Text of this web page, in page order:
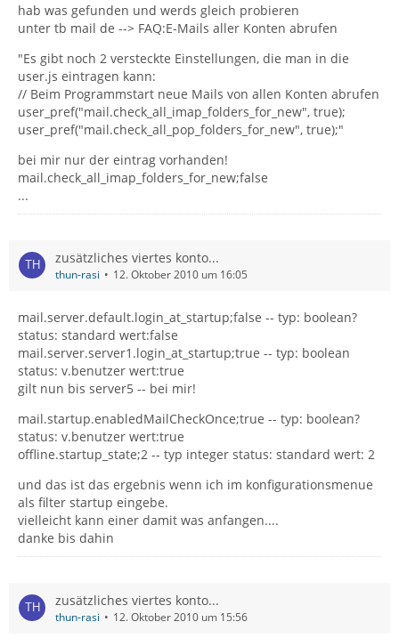
hab was gefunden und werds gleich probieren
unter tb mail de --> FAQ:E-Mails aller Konten abrufen
"Es gibt noch 2 versteckte Einstellungen, die man in die
user.js eintragen kann:
// Beim Programmstart neue Mails von allen Konten abrufen
user_pref("mail.check_all_imap_folders_for_new", true);
user_pref("mail.check_all_pop_folders_for_new", true);"
bei mir nur der eintrag vorhanden!
mail.check_all_imap_folders_for_new;false
...
zusätzliches viertes konto...
thun-rasi 12. Oktober 2010 um 16:05
mail.server.default.login_at_startup;false -- typ: boolean?
status: standard wert:false
mail.server.server1.login_at_startup;true -- typ: boolean
status: v.benutzer wert:true
gilt nun bis server5 -- bei mir!
mail.startup.enabledMailCheckOnce;true -- typ: boolean?
status: v.benutzer wert:true
offline.startup_state;2 -- typ integer status: standard wert: 2
und das ist das ergebnis wenn ich im konfigurationsmenue
als filter startup eingebe.
vielleicht kann einer damit was anfangen....
danke bis dahin
zusätzliches viertes konto...
thun-rasi 12. Oktober 2010 um 15:56